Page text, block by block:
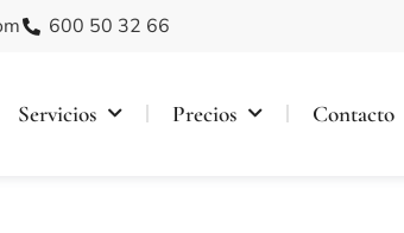
600 50 32 66
Servicios Precios Contacto